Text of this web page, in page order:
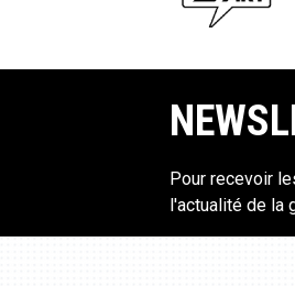
Pour recevoir
l'actualité de la